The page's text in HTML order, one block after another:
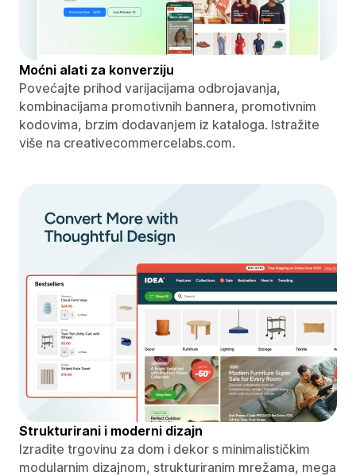
Moćni alati za konverziju
Povećajte prihod varijacijama odbrojavanja,
kombinacijama promotivnih bannera, promotivnim
kodovima, brzim dodavanjem iz kataloga. Istražite
više na creativecommercelabs.com.
Strukturirani i moderni dizajn
Izradite trgovinu za dom i dekor s minimalističkim
modularnim dizajnom, strukturiranim mrežama, mega